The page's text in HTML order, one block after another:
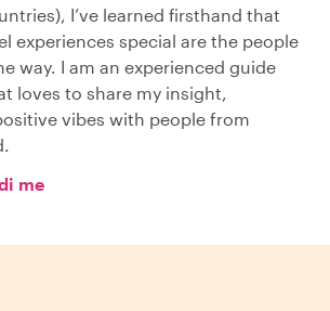
I’ve learned firsthand that
experiences special are the people
way. I am an experienced guide
loves to share my insight,
vibes with people from
me